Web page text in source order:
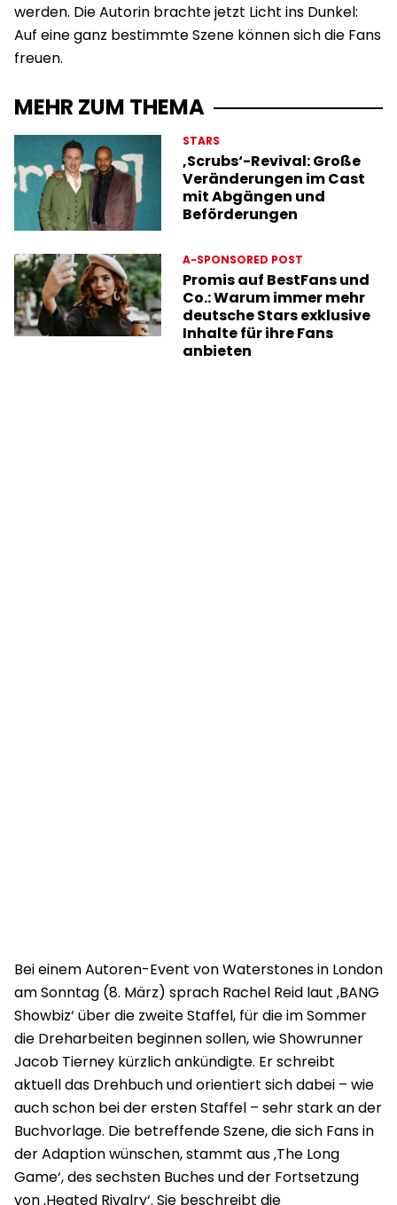
werden. Die Autorin brachte jetzt Licht ins Dunkel:
Auf eine ganz bestimmte Szene können sich die Fans
freuen.
MEHR ZUM THEMA
STARS
‚Scrubs‘-Revival: Große
Veränderungen im Cast
mit Abgängen und
Beförderungen
A-SPONSORED POST
Promis auf BestFans und
Co.: Warum immer mehr
deutsche Stars exklusive
Inhalte für ihre Fans
anbieten
Bei einem Autoren-Event von Waterstones in London
am Sonntag (8. März) sprach Rachel Reid laut ‚BANG
Showbiz‘ über die zweite Staffel, für die im Sommer
die Dreharbeiten beginnen sollen, wie Showrunner
Jacob Tierney kürzlich ankündigte. Er schreibt
aktuell das Drehbuch und orientiert sich dabei – wie
auch schon bei der ersten Staffel – sehr stark an der
Buchvorlage. Die betreffende Szene, die sich Fans in
der Adaption wünschen, stammt aus ‚The Long
Game‘, des sechsten Buches und der Fortsetzung
von ‚Heated Rivalry‘. Sie beschreibt die